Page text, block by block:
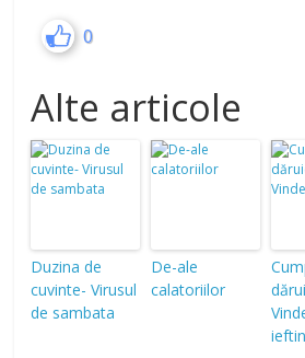
0
Alte articole
Duzina de
cuvinte- Virusul
de sambata
De-ale
calatoriilor